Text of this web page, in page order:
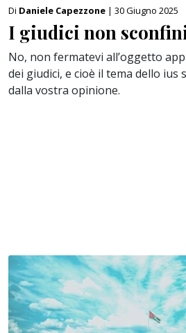
Di Daniele Capezzone | 30 Giugno 2025
I giudici non
No, non fermatevi all’oggetto
dei giudici, e cioè il tema dello ius
dalla vostra opinione.